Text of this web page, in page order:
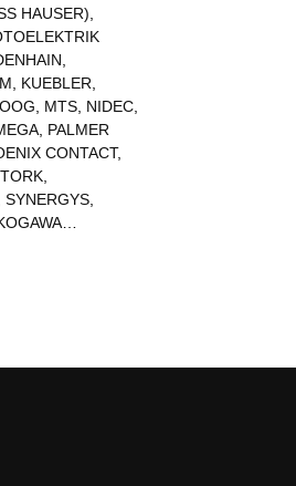
HAUSER)
KUEBLER
MTS NIDEC
PALMER
CONTACT,
SYNERGYS